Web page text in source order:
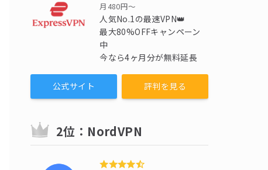
月480円〜
人気No.1の最速VPN👑
最大80%OFFキャンペーン
中
今なら4ヶ月分が無料延長
公式サイト 評判を見る
2位：NordVPN